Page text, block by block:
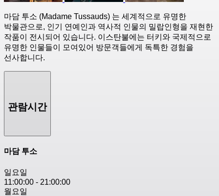
마담 투소 (Madame Tussauds) 는 세계적으로 유명한
박물관으로, 인기 연예인과 역사적 인물의 밀랍인형을 재현한
작품이 전시되어 있습니다. 이스탄불에는 터키와 국제적으로
유명한 인물들이 모여있어 방문객들에게 독특한 경험을
선사합니다.
관람시간
마담 투소
일요일
11:00:00 - 21:00:00
월요일